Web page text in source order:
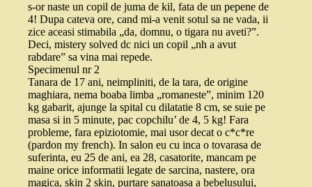
s-or naste un copil de juma de kil, fata de un pepene de
4! Dupa cateva ore, cand mi-a venit sotul sa ne vada, ii
zice aceasi stimabila „da, domnu, o tigara nu aveti?”.
Deci, mistery solved dc nici un copil „nh a avut
rabdare” sa vina mai repede.
Specimenul nr 2
Tanara de 17 ani, neimpliniti, de la tara, de origine
maghiara, nema boaba limba „romaneste”, minim 120
kg gabarit, ajunge la spital cu dilatatie 8 cm, se suie pe
masa si in 5 minute, pac copchilu’ de 4, 5 kg! Fara
probleme, fara epiziotomie, mai usor decat o c*c*re
(pardon my french). In salon eu cu inca o tovarasa de
suferinta, eu 25 de ani, ea 28, casatorite, mancam pe
maine orice informatii legate de sarcina, nastere, ora
magica, skin 2 skin, purtare sanatoasa a bebelusului,